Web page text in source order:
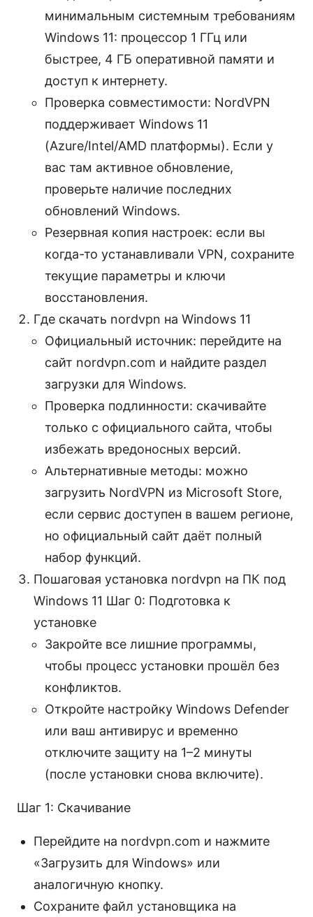
минимальным системным требованиям
Windows 11: процессор 1 ГГц или
быстрее, 4 ГБ оперативной памяти и
доступ к интернету.
Проверка совместимости: NordVPN
поддерживает Windows 11
(Azure/Intel/AMD платформы). Если у
вас там активное обновление,
проверьте наличие последних
обновлений Windows.
Резервная копия настроек: если вы
когда-то устанавливали VPN, сохраните
текущие параметры и ключи
восстановления.
Где скачать nordvpn на Windows 11
Официальный источник: перейдите на
сайт nordvpn.com и найдите раздел
загрузки для Windows.
Проверка подлинности: скачивайте
только с официального сайта, чтобы
избежать вредоносных версий.
Альтернативные методы: можно
загрузить NordVPN из Microsoft Store,
если сервис доступен в вашем регионе,
но официальный сайт даёт полный
набор функций.
Пошаговая установка nordvpn на ПК под
Windows 11 Шаг 0: Подготовка к
установке
Закройте все лишние программы,
чтобы процесс установки прошёл без
конфликтов.
Откройте настройку Windows Defender
или ваш антивирус и временно
отключите защиту на 1–2 минуты
(после установки снова включите).
Шаг 1: Скачивание
Перейдите на nordvpn.com и нажмите
«Загрузить для Windows» или
аналогичную кнопку.
Сохраните файл установщика на